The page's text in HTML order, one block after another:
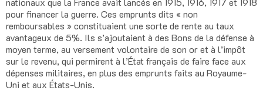
pour financer la guerre. Ces emprunts dits « non
remboursables » constituaient une sorte de rente au taux
avantageux de 5%. Ils s’ajoutaient à des Bons de la défense à
moyen terme, au versement volontaire de son or et à l’impôt
sur le revenu, qui permirent à l’État français de faire face aux
dépenses militaires, en plus des emprunts faits au Royaume-
Uni et aux États-Unis.